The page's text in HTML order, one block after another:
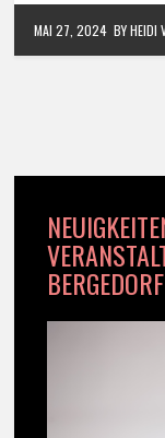
MAI 27, 2024 BY HEIDI